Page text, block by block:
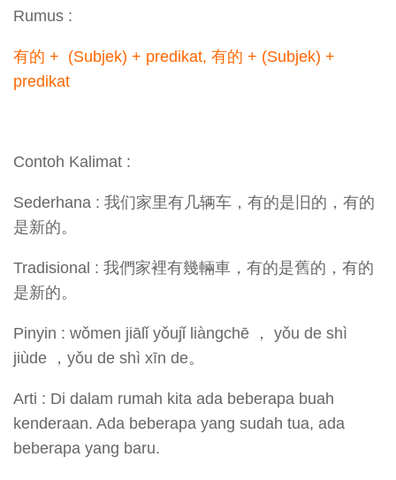
Rumus :
有的 + (Subjek) + predikat, 有的 + (Subjek) +
predikat
Contoh Kalimat :
Sederhana : 我们家里有几辆车，有的是旧的，有的
是新的。
Tradisional : 我們家裡有幾輛車，有的是舊的，有的
是新的。
Pinyin : wǒmen jiālǐ yǒujǐ liàngchē ， yǒu de shì
jiùde ，yǒu de shì xīn de。
Arti : Di dalam rumah kita ada beberapa buah
kenderaan. Ada beberapa yang sudah tua, ada
beberapa yang baru.